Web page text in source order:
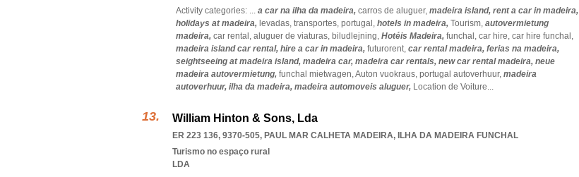
Activity categories: ... a car na ilha da madeira, carros de aluguer, madeira island, rent a car in madeira,
holidays at madeira, levadas, transportes, portugal, hotels in madeira, Tourism, autovermietung
madeira, car rental, aluguer de viaturas, biludlejning, Hotéis Madeira, funchal, car hire, car hire funchal,
madeira island car rental, hire a car in madeira, futurorent, car rental madeira, ferias na madeira,
seightseeing at madeira island, madeira car, madeira car rentals, new car rental madeira, neue
madeira autovermietung, funchal mietwagen,Auton vuokraus, portugal autoverhuur, madeira
autoverhuur, ilha da madeira, madeira automoveis aluguer, Location de Voiture...
William Hinton & Sons, Lda
ER 223 136, 9370-505, PAUL MAR CALHETA MADEIRA, ILHA DA MADEIRA FUNCHAL
Turismo no espaço rural
LDA